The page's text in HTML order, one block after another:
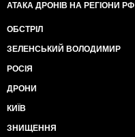
АТАКА ДРОНІВ НА РЕГІОНИ РФ
ОБСТРІЛ
ЗЕЛЕНСЬКИЙ ВОЛОДИМИР
РОСІЯ
ДРОНИ
КИЇВ
ЗНИЩЕННЯ